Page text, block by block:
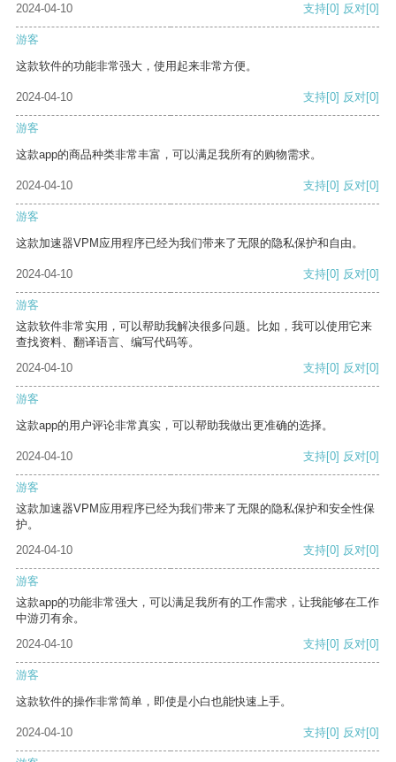
2024-04-10
支持[0] 反对[0]
游客
这款软件的功能非常强大，使用起来非常方便。
2024-04-10 支持[0] 反对[0]
游客
这款app的商品种类非常丰富，可以满足我所有的购物需求。
2024-04-10 支持[0] 反对[0]
游客
这款加速器VPM应用程序已经为我们带来了无限的隐私保护和自由。
2024-04-10 支持[0] 反对[0]
游客
这款软件非常实用，可以帮助我解决很多问题。比如，我可以使用它来
查找资料、翻译语言、编写代码等。
2024-04-10
支持[0] 反对[0]
游客
这款app的用户评论非常真实，可以帮助我做出更准确的选择。
2024-04-10 支持[0] 反对[0]
游客
这款加速器VPM应用程序已经为我们带来了无限的隐私保护和安全性保
护。
2024-04-10
支持[0] 反对[0]
游客
这款app的功能非常强大，可以满足我所有的工作需求，让我能够在工作
中游刃有余。
2024-04-10
支持[0] 反对[0]
游客
这款软件的操作非常简单，即使是小白也能快速上手。
2024-04-10 支持[0] 反对[0]